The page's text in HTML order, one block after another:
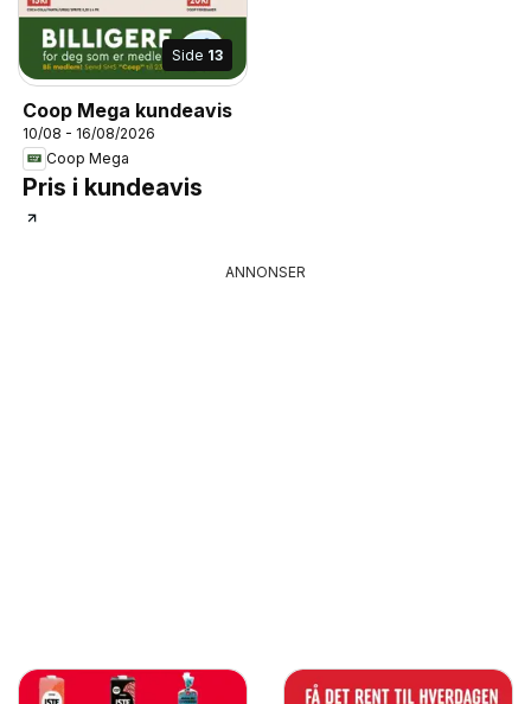
Side 13
Coop Mega kundeavis
10/08 - 16/08/2026
Coop Mega
Pris i kundeavis
ANNONSER